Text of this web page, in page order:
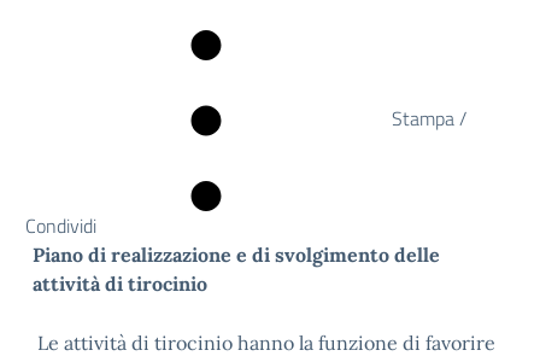
Stampa /
Condividi
Piano di realizzazione e di svolgimento delle
attività di tirocinio
Le attività di tirocinio hanno la funzione di favorire